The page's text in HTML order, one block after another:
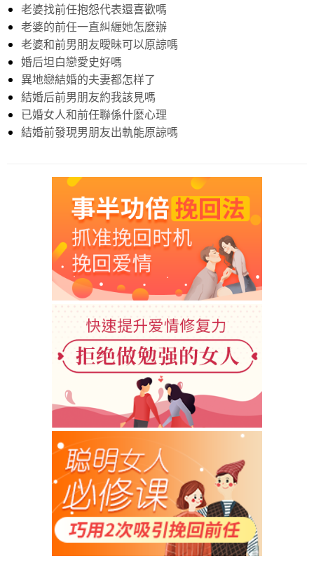
老婆找前任抱怨代表還喜歡嗎
老婆的前任一直糾緾她怎麼辦
老婆和前男朋友曖昧可以原諒嗎
婚后坦白戀愛史好嗎
異地戀結婚的夫妻都怎样了
結婚后前男朋友約我該見嗎
已婚女人和前任聯係什麼心理
結婚前發現男朋友出軌能原諒嗎